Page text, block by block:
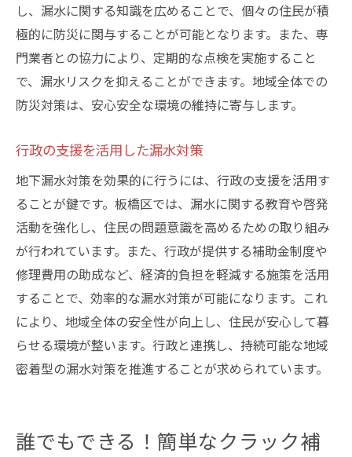
し、漏水に関する知識を広めることで、個々の住民が積
極的に防災に関与することが可能となります。また、専
門業者との協力により、定期的な点検を実施すること
で、漏水リスクを抑えることができます。地域全体での
防災対策は、安心安全な環境の維持に寄与します。
行政の支援を活用した漏水対策
地下漏水対策を効果的に行うには、行政の支援を活用す
ることが鍵です。板橋区では、漏水に関する教育や啓発
活動を強化し、住民の問題意識を高めるための取り組み
が行われています。また、行政が提供する補助金制度や
修理費用の助成など、経済的負担を軽減する施策を活用
することで、効率的な漏水対策が可能になります。これ
により、地域全体の安全性が向上し、住民が安心して暮
らせる環境が整います。行政と連携し、持続可能な地域
密着型の漏水対策を推進することが求められています。
誰でもできる！簡単なクラック補